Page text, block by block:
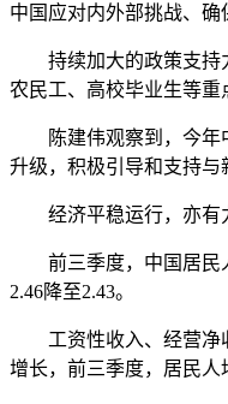
中国应对内外部挑战、
持续加大的政策支持力
农民工、高校毕业生等重
陈建伟观察到，今年中
升级，积极引导和支持与
经济平稳运行，亦有力
前三季度，中国居民人
2.46降至2.43。
工资性收入、经营净收
增长，前三季度，居民人